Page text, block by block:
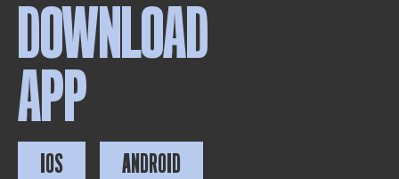
DOWNLOAD
APP
IOS ANDROID